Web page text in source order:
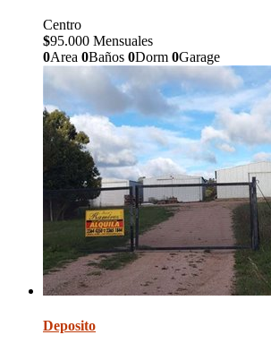
Centro
$95.000 Mensuales
0Area 0Baños 0Dorm 0Garage
Deposito